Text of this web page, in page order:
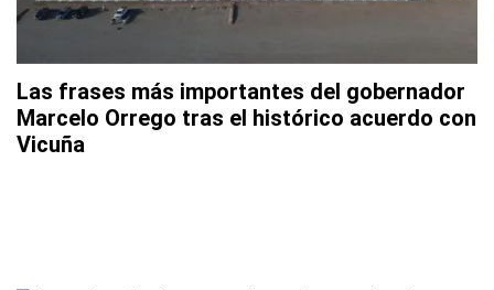
Las frases más importantes del gobernador
Marcelo Orrego tras el histórico acuerdo con
Vicuña